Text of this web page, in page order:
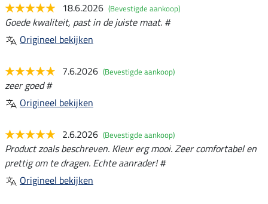
18.6.2026 (Bevestigde aankoop)
Goede kwaliteit, past in de juiste maat. #
Origineel bekijken
7.6.2026 (Bevestigde aankoop)
zeer goed #
Origineel bekijken
2.6.2026 (Bevestigde aankoop)
Product zoals beschreven. Kleur erg mooi. Zeer comfortabel en
prettig om te dragen. Echte aanrader! #
Origineel bekijken